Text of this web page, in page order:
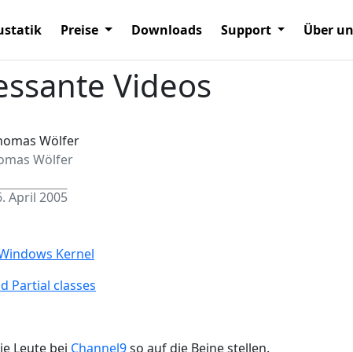
Preise Downloads Support Über
Videos
Wölfer
April 2005
Kernel
Partial classes
Leute bei Channel9so auf die Beine stellen.